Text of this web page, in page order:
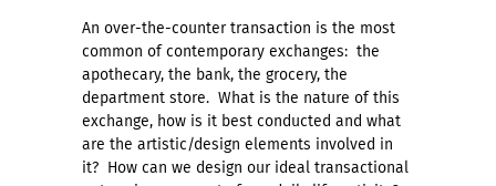
An over-the-counter transaction is the most
common of contemporary exchanges: the
apothecary, the bank, the grocery, the
department store. What is the nature of this
exchange, how is it best conducted and what
are the artistic/design elements involved in
it? How can we design our ideal transactional